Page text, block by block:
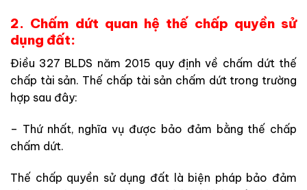
2. Chấm dứt quan hệ thế chấp quyền sử
dụng đất:
Điều 327 BLDS năm 2015 quy địnhvề chấm dứt thế
chấp tài sản. Thế chấp tài sản chấm dứt trong trường
hợp sau đây:
– Thứ nhất, nghĩavụ được bảo đảm bằng thế chấp
chấm dứt.
Thế chấp quyền sử dụng đất là biện pháp bảo đảm